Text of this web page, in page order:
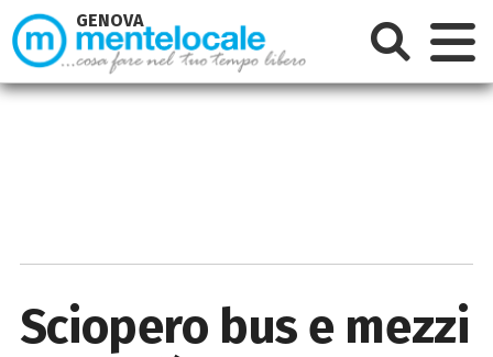
Sciopero bus e mezzi
GENOVA